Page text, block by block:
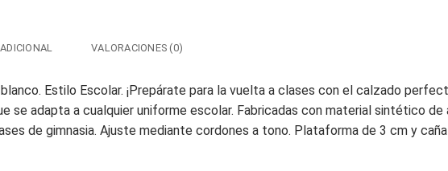
VALORACIONES (0)
Estilo Escolar. ¡Prepárate para la vuelta a clases con el calzado
se adapta a cualquier uniforme escolar. Fabricadas con material sintético
de gimnasia. Ajuste mediante cordones a tono. Plataforma de 3 cm y